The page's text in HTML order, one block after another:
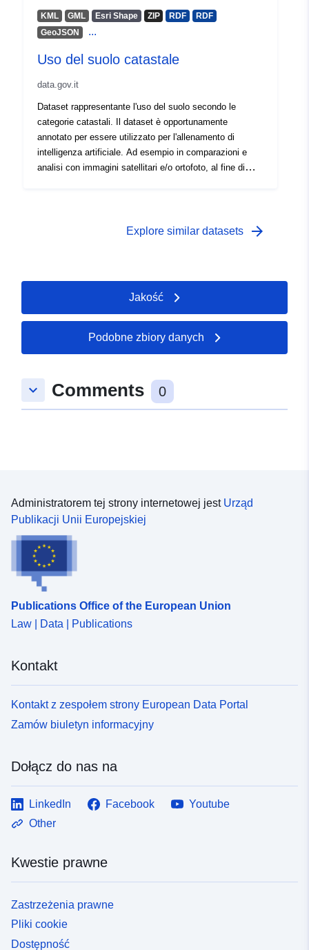
KML GML Esri Shape ZIP RDF
RDF
GeoJSON
...
Uso del suolo catastale
data.gov.it
Dataset rappresentante l'uso del suolo secondo le
categorie catastali. Il dataset è opportunamente
annotato per essere utilizzato per l'allenamento di
intelligenza artificiale. Ad esempio in comparazioni e
analisi con immagini satellitari e/o ortofoto, al fine di
Explore similar datasets arrow_forward
Jakość
Podobne zbiory danych
keyboard_arrow_down Comments 0
Administratorem tej strony internetowej jest Urząd
Publikacji Unii Europejskiej
Publications Office of the European Union
Law | Data | Publications
Kontakt
Kontakt z zespołem strony European Data Portal
Zamów biuletyn informacyjny
Dołącz do nas na
LinkedIn Facebook
Youtube
Other
Kwestie prawne
Zastrzeżenia prawne
Pliki cookie
Dostępność